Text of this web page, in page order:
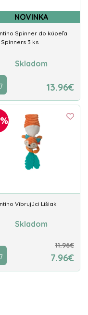
NOVINKA
Spinner do kúpeľa
Spinners 3 ks
Skladom
13.96€
Vibrujúci Lišiak
Skladom
11.96€
7.96€